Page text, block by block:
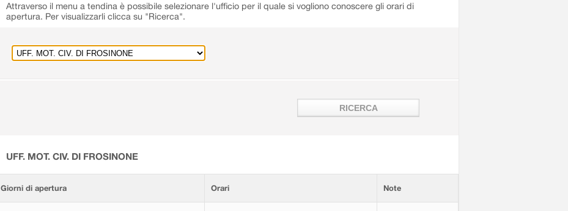
Attraverso il menu a tendina è possibile selezionare l'ufficio per il quale si vogliono conoscere gli orari di
apertura. Per visualizzarli clicca su "Ricerca".
UFF. MOT. CIV. DI FROSINONE
Giorni di apertura Orari Note